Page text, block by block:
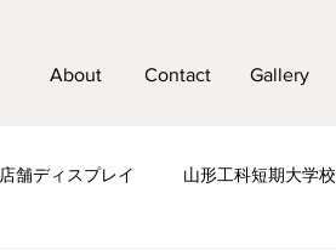
About Contact Gallery
店舗ディスプレイ 山形工科短期大学校